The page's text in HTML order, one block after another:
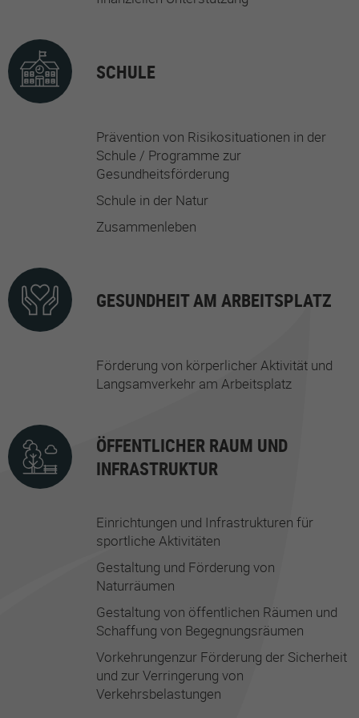
SCHULE
Prävention von Risikosituationen in der
Schule / Programme zur
Gesundheitsförderung
Schule in der Natur
Zusammenleben
GESUNDHEIT AM ARBEITSPLATZ
Förderung von körperlicher Aktivität und
Langsamverkehr am Arbeitsplatz
ÖFFENTLICHER RAUM UND
INFRASTRUKTUR
Einrichtungen und Infrastrukturen für
sportliche Aktivitäten
Gestaltung und Förderung von
Naturräumen
Gestaltung von öffentlichen Räumen und
Schaffung von Begegnungsräumen
Vorkehrungenzur Förderung der Sicherheit
und zur Verringerung von
Verkehrsbelastungen